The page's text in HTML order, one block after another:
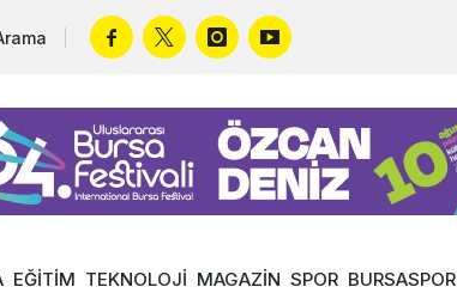
EĞİTİM TEKNOLOJİ MAGAZİN SPOR BURSASPOR